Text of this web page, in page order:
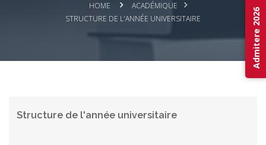
HOME
ACADÉMIQUE
STRUCTURE DE L'ANNÉE UNIVERSITAIRE
Structure de l'année universitaire
Admitere 2026